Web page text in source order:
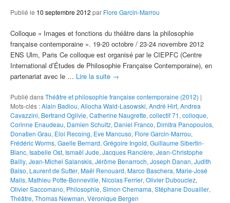
Publié le 10 septembre 2012 par Flore Garcin-Marrou
Colloque « Images et fonctions du théâtre dans la philosophie
française contemporaine ». 19-20 octobre / 23-24 novembre 2012
ENS Ulm, Paris Ce colloque est organisé par le CIEPFC (Centre
International d’Études de Philosophie Française Contemporaine), en
partenariat avec le … Lire la suite →
Publié dansThéâtre et philosophie française contemporaine (2012) |
Mots-clés :Alain Badiou, Aliocha Wald-Lasowski, André Hirt, Andrea
Cavazzini, Bertrand Ogilvie, Catherine Naugrette, collectif 71, colloque,
Corinne Enaudeau, Damien Schultz, Daniel Franco, Dimitra Panopoulos,
Donatien Grau, Eloi Recoing, Eve Mancuso, Flore Garcin-Marrou,
Frédéric Worms, Gaelle Bernard, Grégoire Ingold, Guillaume Sibertin-
Blanc, Isabelle Ost, Ismaël Jude, Jacques Rancière, Jean-Christophe
Bailly, Jean-Michel Salanskis, Jérôme Benarroch, Joseph Danan, Judith
Balso, Laurent de Sutter, Maël Renouard, Marco Baschera, Marie-José
Malis, Mathieu Potte-Bonneville, Nicolas Ferrier, Olivier Dubouclez,
Olivier Saccomano, Philosophie, Simon Chemama, Stéphane Douailler,
Théâtre, Thomas Newman, Véronique Bergen